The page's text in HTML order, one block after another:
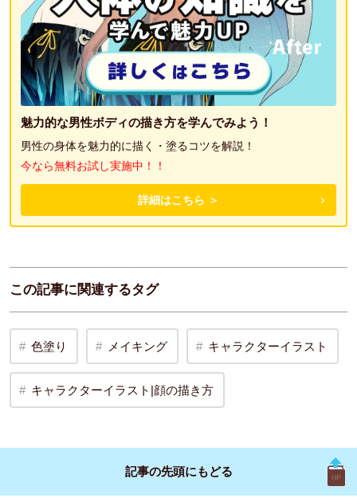
魅力的な男性ボディの描き方を学んでみよう！
男性の身体を魅力的に描く・塗るコツを解説！
今なら無料お試し実施中！！
詳細はこちら ＞
この記事に関連するタグ
色塗り メイキング キャラクターイラスト
キャラクターイラスト|顔の描き方
記事の先頭にもどる